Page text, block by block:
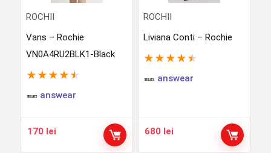
ROCHII
Vans – Rochie
VN0A4RU2BLK1-Black
★ ★ ★ ★ ★
answear
170 lei
ROCHII
Liviana Conti – Rochie
★ ★ ★ ★ ★
answear
680 lei